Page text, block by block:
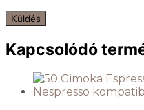
Kapcsolódó